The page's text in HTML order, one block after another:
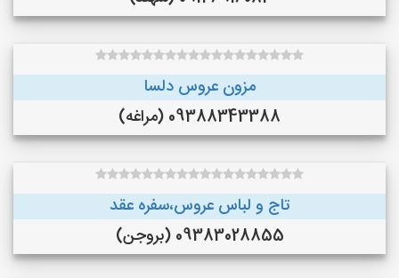
مزون عروس دلسا
09388343388 (مراغه)
تاج و لباس عروس،سفره عقد
09383028855 (بروجن)